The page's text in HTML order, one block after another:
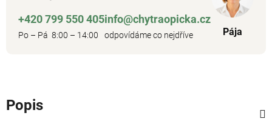
+420 799 550 405
Po – Pá 8:00 – 14:00
info@chytraopicka.cz
odpovídáme co nejdříve Pája
Popis